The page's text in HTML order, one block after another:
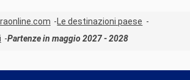
Le destinazioni paese
Partenze in maggio 2027 - 2028